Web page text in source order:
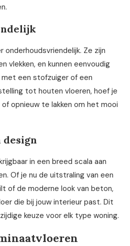
onderhoudsvriendelijk. Ze zijn
vlekken, en kunnen eenvoudig
een stofzuiger of een
tot houten vloeren, hoef je
opnieuw te lakken om het mooi
in een breed scala aan
Of je nu de uitstraling van een
of de moderne look van beton,
die bij jouw interieur past. Dit
keuze voor elk type woning.